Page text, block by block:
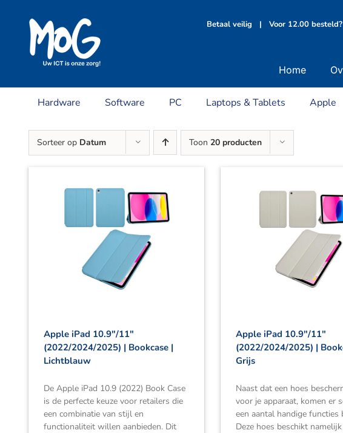
Betaal veilig | Voor 12.00 besteld?
Home
Hardware Software PC Laptops & Tablets Apple
Sorteer op Datum Toon 20 producten
Apple iPad 10.9″/11″
(2022/2024/2025) | Bookcase |
Lichtblauw
De Apple iPad 10.9 (2022) Book Case
is de perfecte keuze voor retailers die
een combinatie van stijl en
functionaliteit willen aanbieden. Dit
Apple iPad 10.9″/11″
(2022/2024/2025) |
Grijs
Naast dat een hoes
voor je apparaat, komen er
een aantal handige functies
Deze hoes beschikt